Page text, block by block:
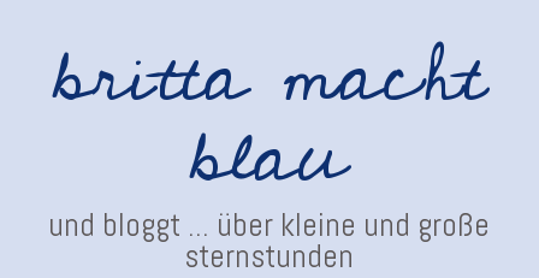
britta macht
blau
und bloggt ... über kleine und große
sternstunden